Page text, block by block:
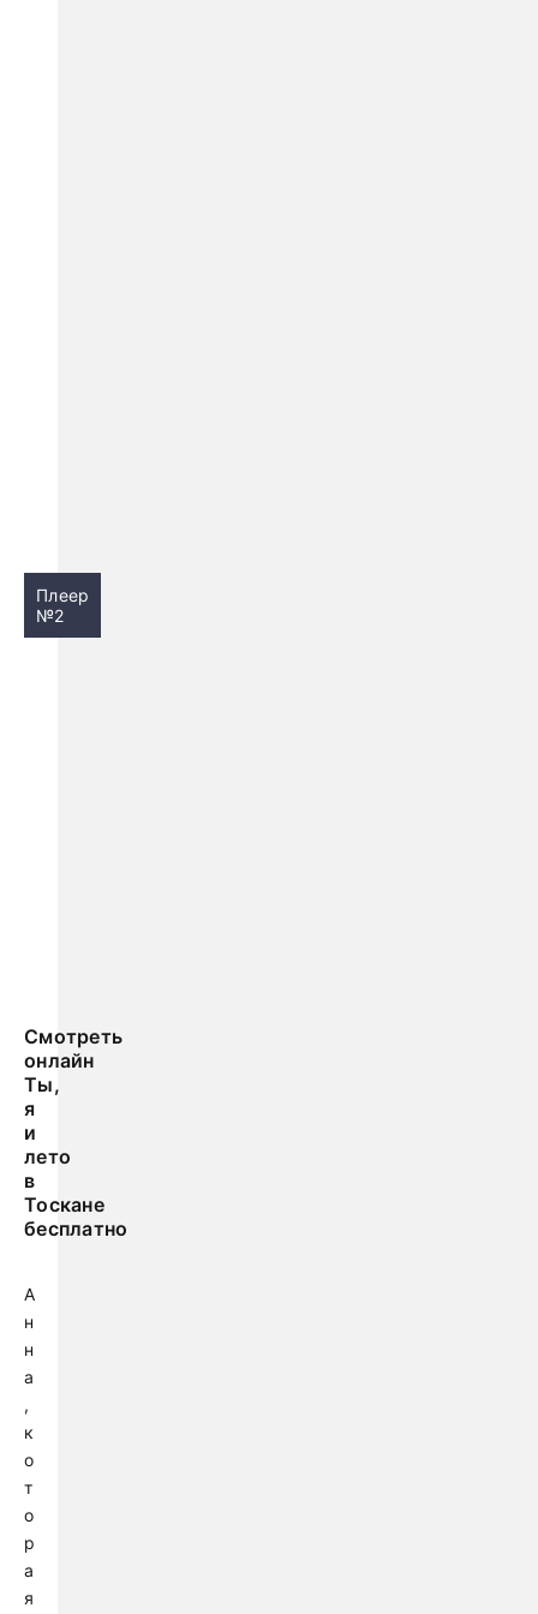
Плеер
№2
Смотреть
онлайн
Ты,
я
и
лето
в
Тоскане
бесплатно
А
н
н
а
,
к
о
т
о
р
а
я